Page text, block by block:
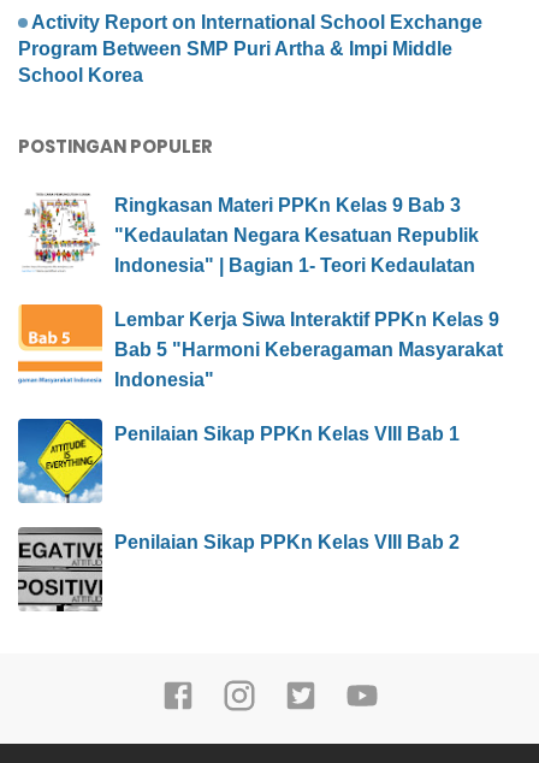
Activity Report on International School Exchange
Program Between SMP Puri Artha & Impi Middle
School Korea
POSTINGAN POPULER
Ringkasan Materi PPKn Kelas 9 Bab 3
"Kedaulatan Negara Kesatuan Republik
Indonesia" | Bagian 1- Teori Kedaulatan
Lembar Kerja Siwa Interaktif PPKn Kelas 9
Bab 5 "Harmoni Keberagaman Masyarakat
Indonesia"
Penilaian Sikap PPKn Kelas VIII Bab 1
Penilaian Sikap PPKn Kelas VIII Bab 2